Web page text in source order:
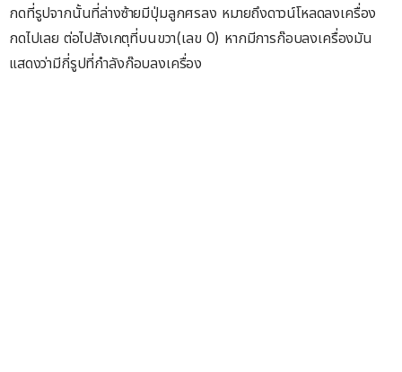
กดที่รูปจากนั้นที่ล่างซ้ายมีปุ่มลูกศรลง หมายถึงดาวน์โหลดลงเครื่อง
กดไปเลย ต่อไปสังเกตุที่บนขวา(เลข 0) หากมีการก๊อบลงเครื่องมัน
แสดงว่ามีกี่รูปที่กำลังก๊อบลงเครื่อง